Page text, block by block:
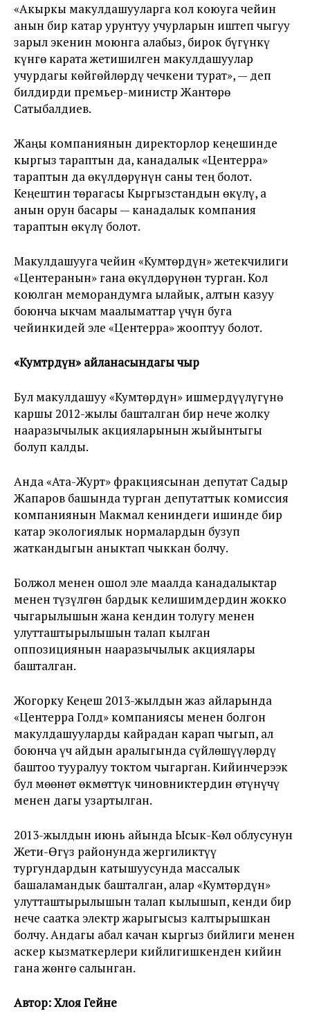
«Акыркы макулдашууларга кол коюуга чейин
анын бир катар урунтуу учурларын иштеп чыгуу
зарыл экенин моюнга алабыз, бирок бүгүнкү
күнгө карата жетишилген макулдашуулар
учурдагы көйгөйлөрдү чечкени турат», — деп
билдирди премьер-министр Жантөрө
Сатыбалдиев.
Жаңы компаниянын директорлор кеңешинде
кыргыз тараптын да, канадалык «Центерра»
тараптын да өкүлдөрүнүн саны тең болот.
Кеңештин төрагасы Кыргызстандын өкүлү, а
анын орун басары — канадалык компания
тараптын өкүлү болот.
Макулдашууга чейин «Кумтөрдүн» жетекчилиги
«Центеранын» гана өкүлдөрүнөн турган. Кол
коюлган меморандумга ылайык, алтын казуу
боюнча ыкчам маалыматтар үчүн буга
чейинкидей эле «Центерра» жооптуу болот.
«Кумтрдүн»айланасындагы чыр
Бул макулдашуу «Кумтөрдүн» ишмердүүлүгүнө
каршы 2012-жылы башталган бир нече жолку
нааразычылык акцияларынын жыйынтыгы
болуп калды.
Анда «Ата-Журт» фракциясынан депутат Садыр
Жапаров башында турган депутаттык комиссия
компаниянын Макмал кениндеги ишинде бир
катар экологиялык нормалардын бузуп
жаткандыгын аныктап чыккан болчу.
Болжол менен ошол эле маалда канадалыктар
менен түзүлгөн бардык келишимдердин жокко
чыгарылышын жана кендин толугу менен
улутташтырылышын талап кылган
оппозициянын нааразычылык акциялары
башталган.
Жогорку Кеңеш 2013-жылдын жаз айларында
«Центерра Голд» компаниясы менен болгон
макулдашууларды кайрадан карап чыгып, ал
боюнча үч айдын аралыгында сүйлөшүүлөрдү
баштоо тууралуу токтом чыгарган. Кийинчерээк
бул мөөнөт өкмөттүк чиновниктердин өтүнүчү
менен дагы узартылган.
2013-жылдын июнь айында Ысык-Көл облусунун
Жети-Өгүз районунда жергиликтүү
тургундардын катышуусунда массалык
башаламандык башталган, алар «Кумтөрдүн»
улутташтырылышын талап кылышып, кенди бир
нече саатка электр жарыгысыз калтырышкан
болчу. Андагы абал качан кыргыз бийлиги менен
аскер кызматкерлери кийлигишкенден кийин
гана жөнгө салынган.
Автор: Хлоя Гейне